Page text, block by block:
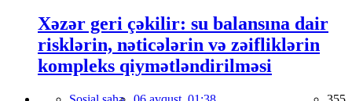
Xəzər geri çəkilir: su balansına dair
risklərin, nəticələrin və zəifliklərin
kompleks qiymətləndirilməsi